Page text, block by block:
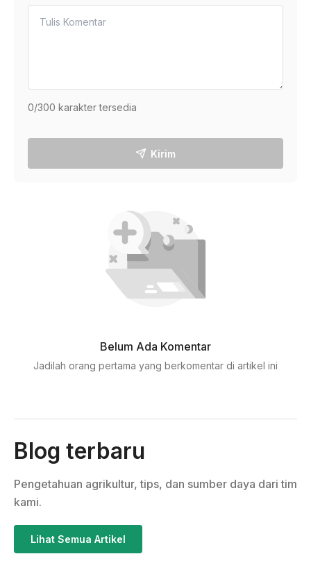
0/300 karakter tersedia
Kirim
Belum Ada Komentar
Jadilah orang pertama yang berkomentar di artikel ini
Blog terbaru
Pengetahuan agrikultur, tips, dan sumber daya dari tim
kami.
Lihat Semua Artikel